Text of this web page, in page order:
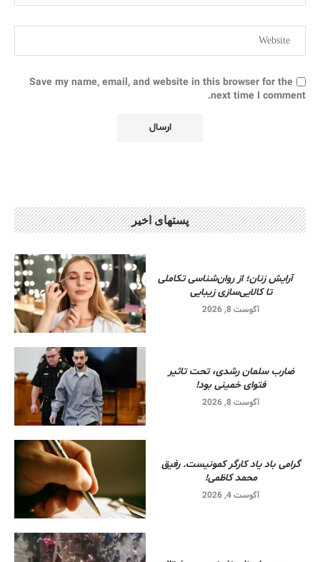
Save my name, email, and website in this browser for the
next time I comment.
پستهای اخیر
آرایش زنان؛ از روان‌شناسی تکاملی
تا کالایی‌سازی زیبایی
آگوست 8, 2026
ضارب سلمان رشدی، تحت تاثیر
فتوای خمینی بود!
آگوست 8, 2026
گرامی باد یاد کارگر کمونیست. رفیق
محمد کاظمی!
آگوست 4, 2026